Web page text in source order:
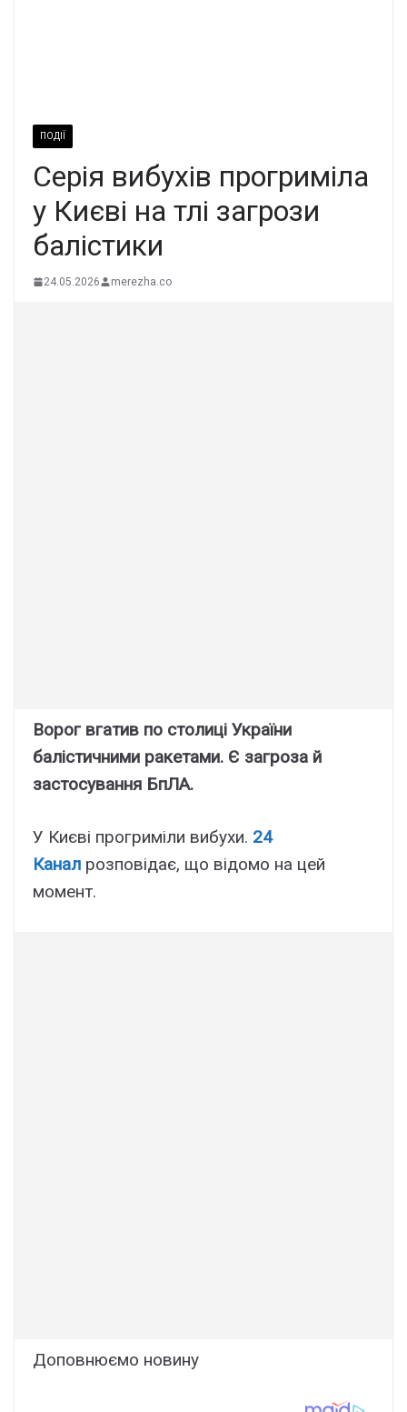
ПОДІЇ
Серія вибухів прогриміла
у Києві на тлі загрози
балістики
24.05.2026 merezha.co
Ворог вгатив по столиці України
балістичними ракетами. Є загроза й
застосування БпЛА.
У Києві прогриміли вибухи. 24
Канал розповідає, що відомо на цей
момент.
Доповнюємо новину